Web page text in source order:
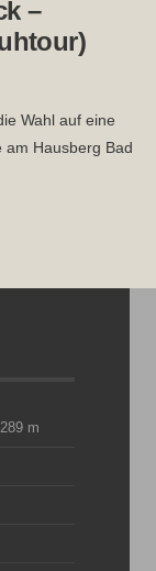
–
Wahl auf eine
Hausberg Bad
m